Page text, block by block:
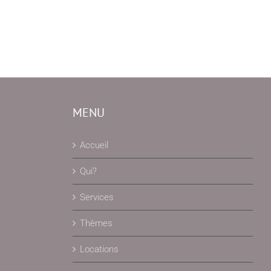
MENU
Accueil
Qui?
Services
Thèmes
Locations